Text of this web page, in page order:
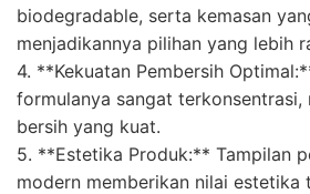
biodegradable, serta kemasan
menjadikannya pilihan yang lebih
4. **Kekuatan Pembersih
formulanya sangat terkonsentrasi,
bersih yang kuat.
5. **Estetika Produk:** Tampilan
modern memberikan nilai estetika